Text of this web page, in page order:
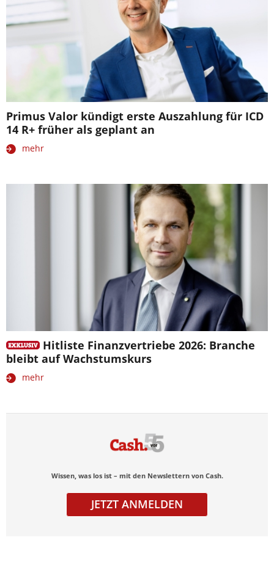
Primus Valor kündigt erste Auszahlung für ICD
14 R+ früher als geplant an
mehr
Hitliste Finanzvertriebe 2026: Branche
bleibt auf Wachstumskurs
mehr
Wissen, was los ist – mit den Newslettern von Cash.
JETZT ANMELDEN